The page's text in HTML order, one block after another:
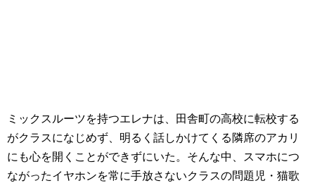
ミックスルーツを持つエレナは、田舎町の高校に転校する
がクラスになじめず、明るく話しかけてくる隣席のアカリ
にも心を開くことができずにいた。そんな中、スマホにつ
ながったイヤホンを常に手放さないクラスの問題児・猫歌